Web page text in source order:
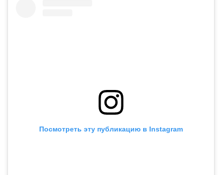
Посмотреть эту публикацию в Instagram